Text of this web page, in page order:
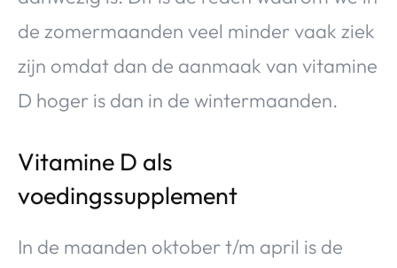
de zomermaanden veel minder vaak ziek
zijn omdat dan de aanmaak van vitamine
D hoger is dan in de wintermaanden.
Vitamine D als
voedingssupplement
In de maanden oktober t/m april is de